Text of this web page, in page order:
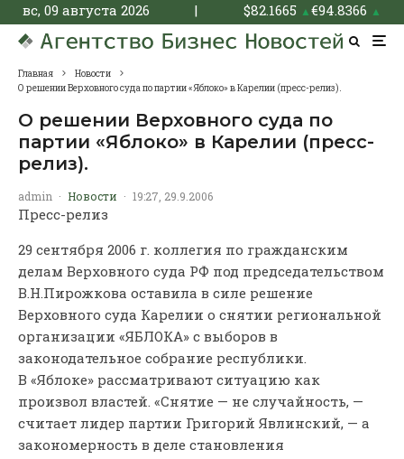
вс, 09 августа 2026 | $82.1665 ▲€94.8366 ▲
Главная
Новости
О решении Верховного суда по партии «Яблоко» в Карелии (пресс-релиз).
О решении Верховного суда по
партии «Яблоко» в Карелии (пресс-
релиз).
admin · Новости · 19:27, 29.9.2006
Пресс-релиз
29 сентября 2006 г. коллегия по гражданским
делам Верховного суда РФ под председательством
В.Н.Пирожкова оставила в силе решение
Верховного суда Карелии о снятии региональной
организации «ЯБЛОКА» с выборов в
законодательное собрание республики.
В «Яблоке» рассматривают ситуацию как
произвол властей. «Снятие — не случайность, —
считает лидер партии Григорий Явлинский, — а
закономерность в деле становления